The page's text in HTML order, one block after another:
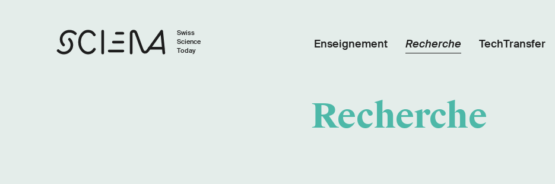
Swiss
Science
Today
Enseignement Recherche TechTransfer
Recherche